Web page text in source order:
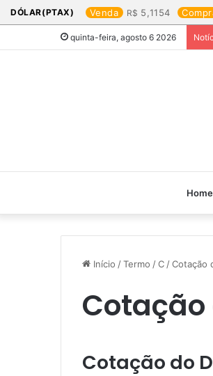
DÓLAR(PTAX) Venda 5,1154
quinta-feira, agosto 6 2026
Home
Início /Termo /C /Cotação
Cotação
Cotação do